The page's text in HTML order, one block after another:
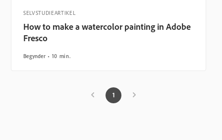
SELVSTUDIEARTIKEL
How to make a watercolor painting in Adobe
Fresco
Begynder 10 min.
1